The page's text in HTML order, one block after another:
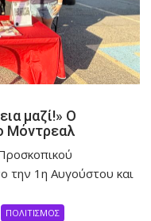
μαζί!» Ο
Μόντρεαλ
την 1η Αυγούστου και
ΠΟΛΙΤΙΣΜΟΣ